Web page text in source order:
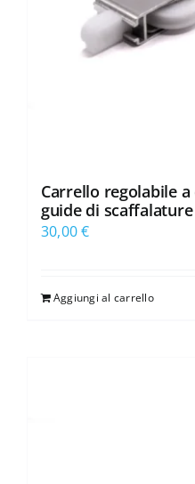
Carrello regolabile
guide di scaffalature
30,00€
Aggiungi al carrello